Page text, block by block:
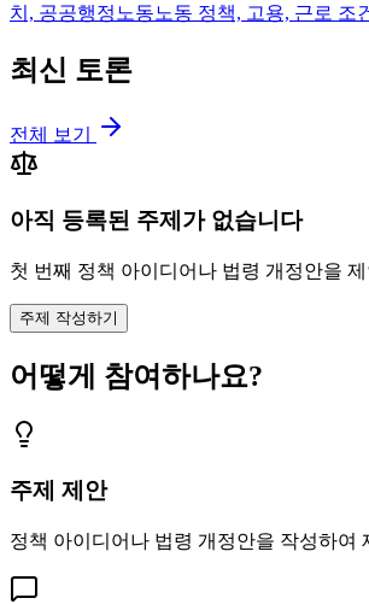
치, 공공행정 노동노동 정책, 고용, 근로 조
최신 토론
전체 보기
아직 등록된 주제가 없습니다
첫 번째 정책 아이디어나 법령 개정안을
주제 작성하기
어떻게 참여하나요?
주제 제안
정책 아이디어나 법령 개정안을 작성하여